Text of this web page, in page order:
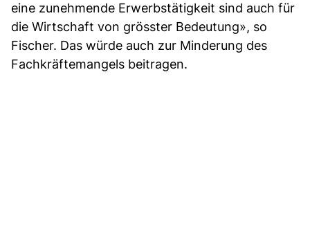
eine zunehmende Erwerbstätigkeit sind auch für
die Wirtschaft von grösster Bedeutung», so
Fischer. Das würde auch zur Minderung des
Fachkräftemangels beitragen.